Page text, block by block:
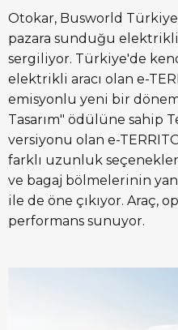
Otokar, Busworld
pazara sunduğu
sergiliyor. Türkiye'de
elektrikli aracı olan e-
emisyonlu yeni bir
Tasarım" ödülüne sahip
versiyonu olan e-
farklı uzunluk
ve bagaj bölmelerinin
ile de öne çıkıyor. Araç,
performans sunuyor.